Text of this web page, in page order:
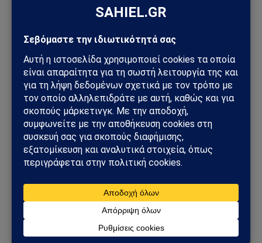
ΕΛΛΆΔΑ
Φωτιά στη Δυτική Αττική: Πύρινος κλοιός στα
Μέγαρα – Εκκενώσεις με 112 και μάχη με τις
φλόγες
02/08/2026